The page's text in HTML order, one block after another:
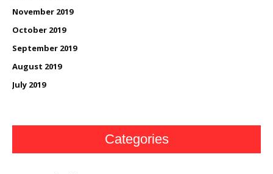
November 2019
October 2019
September 2019
August 2019
July 2019
Categories